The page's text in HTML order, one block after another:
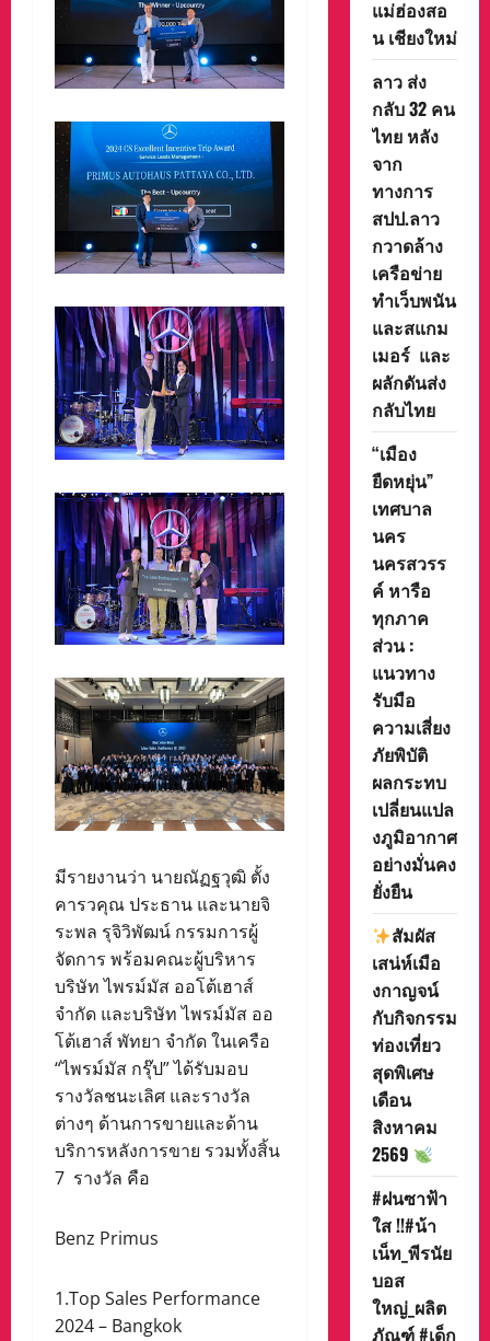
มีรายงานว่า นายณัฏฐวุฒิ ตั้ง
คารวคุณ ประธาน และนายจิ
ระพล รุจิวิพัฒน์ กรรมการผู้
จัดการ พร้อมคณะผู้บริหาร
บริษัท ไพรม์มัส ออโต้เฮาส์
จำกัด และบริษัท ไพรม์มัส ออ
โต้เฮาส์ พัทยา จำกัด ในเครือ
“ไพรม์มัส กรุ๊ป” ได้รับมอบ
รางวัลชนะเลิศ และรางวัล
ต่างๆ ด้านการขายและด้าน
บริการหลังการขาย รวมทั้งสิ้น
7 รางวัล คือ
Benz Primus
1.Top Sales Performance
2024 – Bangkok
แม่ฮ่องสอ
น เชียงใหม่
ลาว ส่ง
กลับ 32 คน
ไทย หลัง
จาก
ทางการ
สปป.ลาว
กวาดล้าง
เครือข่าย
ทำเว็บพนัน
และสแกม
เมอร์ และ
ผลักดันส่ง
กลับไทย
“เมือง
ยืดหยุ่น”
เทศบาล
นคร
นครสวรร
ค์ หารือ
ทุกภาค
ส่วน :
แนวทาง
รับมือ
ความเสี่ยง
ภัยพิบัติ
ผลกระทบ
เปลี่ยนแปล
งภูมิอากาศ
อย่างมั่นคง
ยั่งยืน
สัมผัส
เสน่ห์เมือ
งกาญจน์
กับกิจกรรม
ท่องเที่ยว
สุดพิเศษ
เดือน
สิงหาคม
2569
#ฝนซาฟ้า
ใส !!#น้า
เน็ท_พีรนัย
บอส
ใหญ่_ผลิต
ภัณฑ์ #เด็ก